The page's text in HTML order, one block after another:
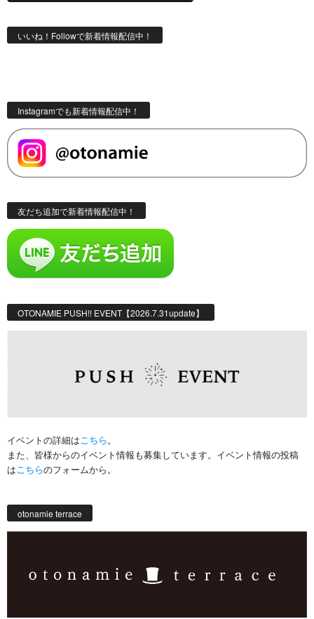
いいね！Followで新着情報配信中！
Instagramでも新着情報配信中！
友だち追加で新着情報配信中！
OTONAMIE PUSH!! EVENT【2026.7.31update】
イベントの詳細はこちら。
また、皆様からのイベント情報も募集しています。イベント情報の投稿
はこちらのフォームから。
otonamie terrace